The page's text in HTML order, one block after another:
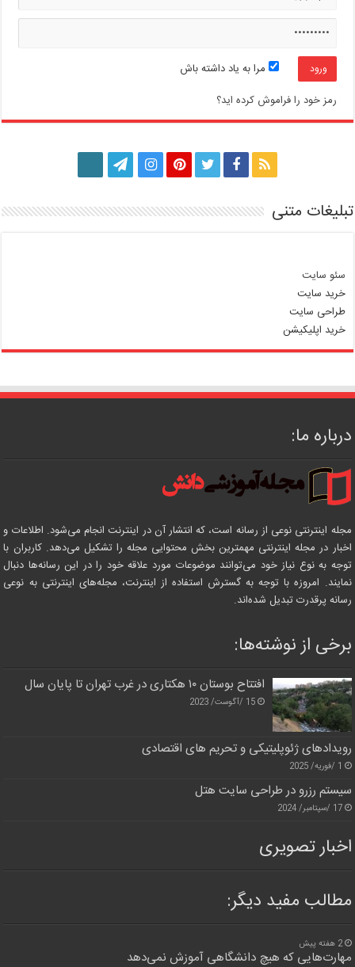
مرا به یاد داشته باش
رمز خود را فراموش کرده اید؟
تبلیغات متنی
سئو سایت
خرید سایت
طراحی سایت
خرید اپلیکیشن
درباره ما:
مجله اینترنتی نوعی از رسانه است، که انتشار آن در اینترنت انجام می‌شود. اطلاعات و
اخبار در مجله اینترنتی مهمترین بخش محتوایی مجله را تشکیل می‌دهد. کاربران با
توجه به نوع نیاز خود می‌توانند موضوعات مورد علاقه خود را در این رسانه‌ها دنبال
نمایند. امروزه با توجه به گسترش استفاده از اینترنت، مجله‌های اینترنتی به نوعی
رسانه پرقدرت تبدیل شده‌اند.
برخی از نوشته‌ها:
افتتاح بوستان ۱۰ هکتاری در غرب تهران تا پایان سال
15 /آگوست/ 2023
رویدادهای ژئوپلیتیکی و تحریم های اقتصادی
1 /فوریه/ 2025
سیستم رزرو در طراحی سایت هتل
17 /سپتامبر/ 2024
اخبار تصویری
مطالب مفید دیگر:
2 هفته پیش
مهارت‌هایی که هیچ دانشگاهی آموزش نمی‌دهد